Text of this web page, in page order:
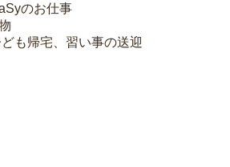
のお仕事
も帰宅、習い事の送迎